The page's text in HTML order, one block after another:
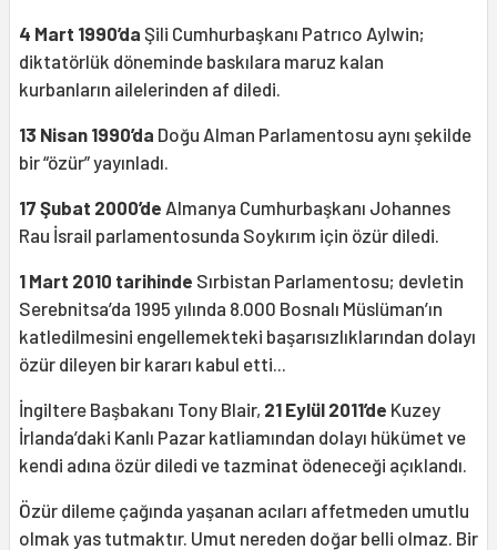
4 Mart 1990’da Şili Cumhurbaşkanı Patrıco Aylwin;
diktatörlük döneminde baskılara maruz kalan
kurbanların ailelerinden af diledi.
13 Nisan 1990’da Doğu Alman Parlamentosu aynı şekilde
bir “özür” yayınladı.
17 Şubat 2000’de Almanya Cumhurbaşkanı Johannes
Rau İsrail parlamentosunda Soykırım için özür diledi.
1 Mart 2010 tarihinde Sırbistan Parlamentosu; devletin
Serebnitsa’da 1995 yılında 8.000 Bosnalı Müslüman’ın
katledilmesini engellemekteki başarısızlıklarından dolayı
özür dileyen bir kararı kabul etti...
İngiltere Başbakanı Tony Blair, 21 Eylül 2011’de Kuzey
İrlanda’daki Kanlı Pazar katliamından dolayı hükümet ve
kendi adına özür diledi ve tazminat ödeneceği açıklandı.
Özür dileme çağında yaşanan acıları affetmeden umutlu
olmak yas tutmaktır. Umut nereden doğar belli olmaz. Bir